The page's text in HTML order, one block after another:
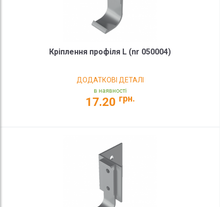
Кріплення профіля L (nr 050004)
ДОДАТКОВІ ДЕТАЛІ
в наявності
17.20 грн.